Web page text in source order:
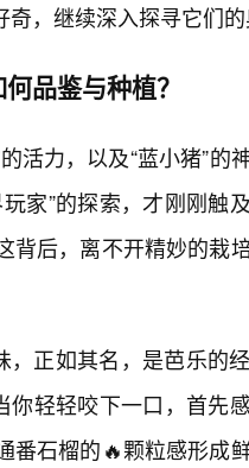
，继续深入探寻它们的
品鉴与种植？
活力，以及“蓝小猪”的
家”的探索，才刚刚触
背后，离不开精妙的栽
，正如其名，是芭乐的
你轻轻咬下一口，首先
石榴的🔥颗粒感形成